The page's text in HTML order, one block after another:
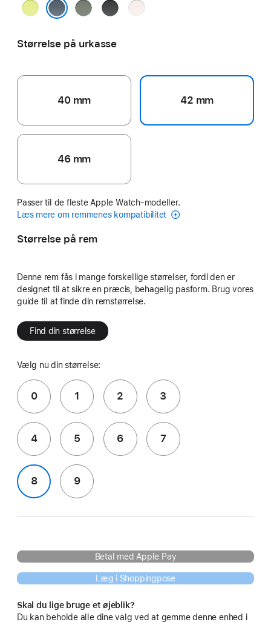
neongul grågrønsort
sart
Størrelse på urkasse
40 mm 42 mm
46 mm
Passer til de fleste Apple Watch-modeller.
Læs mere om remmenes kompatibilitet
Størrelse på rem
Denne rem fås i mange forskellige størrelser, fordi den er
designet til at sikre en præcis, behagelig pasform. Brug vores
guide til at finde din remstørrelse.
Find din størrelse
Vælg nu din størrelse:
0 1 2 3
4 5 6 7
8 9
Betal med Apple Pay
Læg i Shoppingpose
Skal du lige bruge et øjeblik?
Du kan beholde alle dine valg ved at gemme denne enhed i